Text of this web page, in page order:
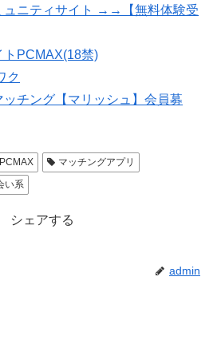
ュニティサイト →→【無料体験受
トPCMAX(18禁)
ク
チング【マリッシュ】会員募
Archers(アーチャーズ)
PCMAX
マッチングアプリ
い系
シェアする
admin